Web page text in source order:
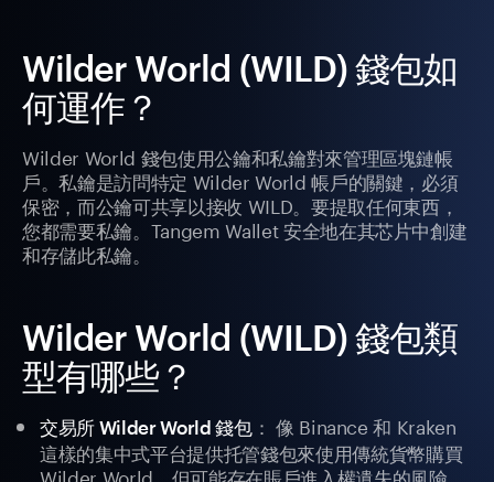
Wilder World (WILD) 錢包如
何運作？
Wilder World 錢包使用公鑰和私鑰對來管理區塊鏈帳
戶。私鑰是訪問特定 Wilder World 帳戶的關鍵，必須
保密，而公鑰可共享以接收 WILD。要提取任何東西，
您都需要私鑰。Tangem Wallet 安全地在其芯片中創建
和存儲此私鑰。
Wilder World (WILD) 錢包類
型有哪些？
交易所 Wilder World 錢包： 像 Binance 和 Kraken
這樣的集中式平台提供托管錢包來使用傳統貨幣購買
Wilder World，但可能存在賬戶進入權遺失的風險。